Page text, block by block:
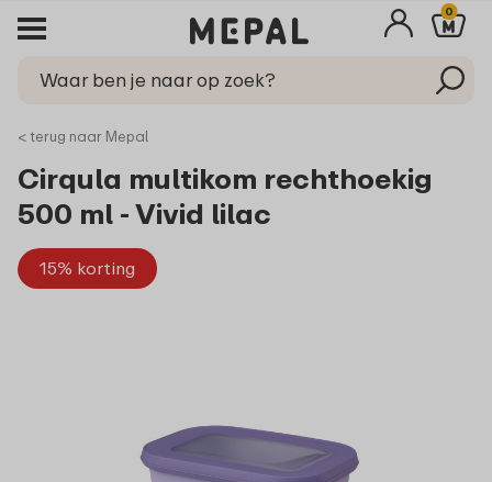
0
< terug naar Mepal
Cirqula multikom rechthoekig
500 ml - Vivid lilac
15% korting